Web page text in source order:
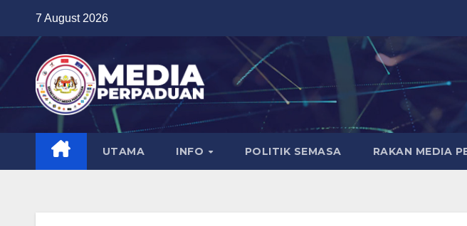
content
7 August 2026
UTAMA INFO POLITIK SEMASA RAKAN MEDIA